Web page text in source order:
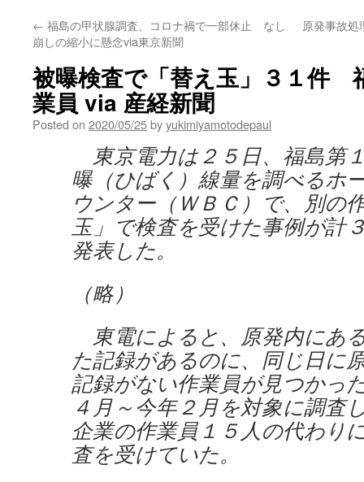
← 福島の甲状腺調査、コロナ禍で一部休止 なし
崩しの縮小に懸念via東京新聞
原発事故
被曝検査で「替え玉」３１件
業員 via 産経新聞
Posted on 2020/05/25byyukimiyamotodepaul
東京電力は２５日、福島第
曝（ひばく）線量を調べるホ
ウンター（ＷＢＣ）で、別の
玉」で検査を受けた事例が計
発表した。
（略）
東電によると、原発内にあ
た記録があるのに、同じ日に
記録がない作業員が見つかっ
４月～今年２月を対象に調査
企業の作業員１５人の代わり
査を受けていた。